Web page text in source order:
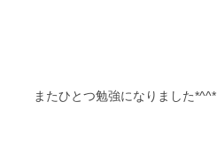
またひとつ勉強になりました*^^*